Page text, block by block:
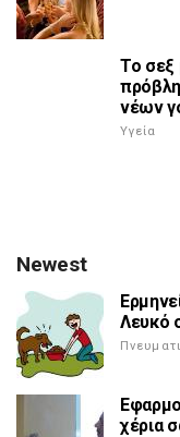
Το σεξ
νέων
Υγεία
Newest
Λευκό
χέρια